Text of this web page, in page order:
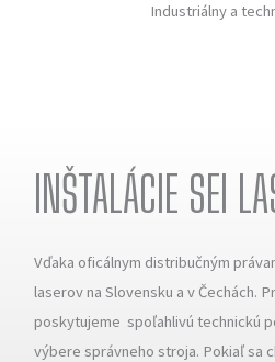
Industriálny a
INŠTALÁCIE SEI
Vďaka oficálnym distribučným
laserov na Slovensku a v Čechách.
poskytujeme spoľahlivú technickú
výbere správneho stroja. Pokiaľ sa